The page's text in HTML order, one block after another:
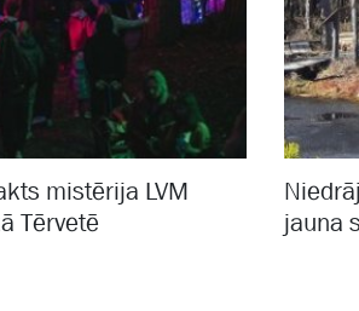
mistērija LVM
Tērvetē
jauna